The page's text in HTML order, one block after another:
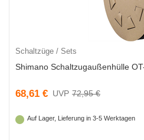
Schaltzüge / Sets
Shimano Schaltzugaußenhülle
68,61 € 72,95 €
Auf Lager, Lieferung in 3-5 Werktagen